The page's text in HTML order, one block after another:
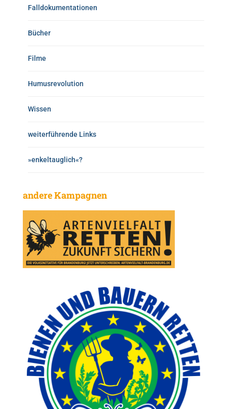
Falldokumentationen
Bücher
Filme
Humusrevolution
Wissen
weiterführende Links
»enkeltauglich«?
andere Kampagnen